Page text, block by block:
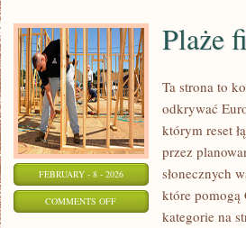
FEBRUARY - 8 - 2026
COMMENTS OFFON
Plaże
Ta strona to
odkrywać
którym reset
przez
słonecznych
które pomogą
kategorie na